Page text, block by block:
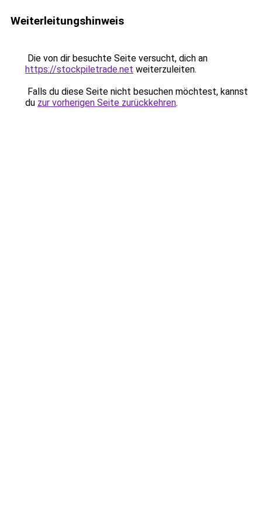
Weiterleitungshinweis
Die von dir besuchte Seite versucht, dich an
https://stockpiletrade.net weiterzuleiten.
Falls du diese Seite nicht besuchen möchtest, kannst
du zur vorherigen Seite zurückkehren.